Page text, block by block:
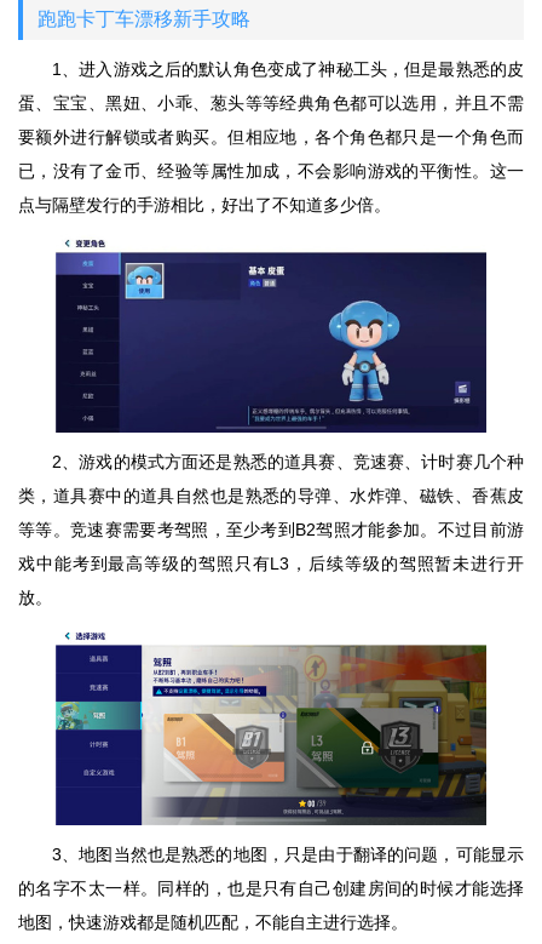
跑跑卡丁车漂移新手攻略
1、进入游戏之后的默认角色变成了神秘工头，但是最熟悉的皮
蛋、宝宝、黑妞、小乖、葱头等等经典角色都可以选用，并且不需
要额外进行解锁或者购买。但相应地，各个角色都只是一个角色而
已，没有了金币、经验等属性加成，不会影响游戏的平衡性。这一
点与隔壁发行的手游相比，好出了不知道多少倍。
2、游戏的模式方面还是熟悉的道具赛、竞速赛、计时赛几个种
类，道具赛中的道具自然也是熟悉的导弹、水炸弹、磁铁、香蕉皮
等等。竞速赛需要考驾照，至少考到B2驾照才能参加。不过目前游
戏中能考到最高等级的驾照只有L3，后续等级的驾照暂未进行开
放。
3、地图当然也是熟悉的地图，只是由于翻译的问题，可能显示
的名字不太一样。同样的，也是只有自己创建房间的时候才能选择
地图，快速游戏都是随机匹配，不能自主进行选择。